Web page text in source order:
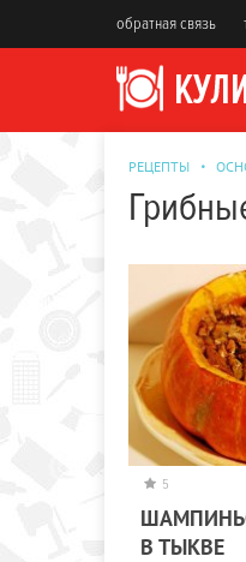
обратная связь
РЕЦЕПТЫ
5
В ТЫКВЕ